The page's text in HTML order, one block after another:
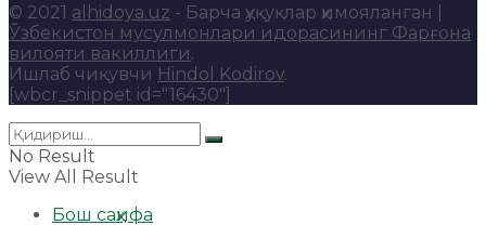
© 2021 alhidoya.uz - Барча ҳуқуқлар ҳимояланган |
Ўзбекистон мусулмонлари идорасининг Фарғона
вилояти вакиллиги.
Ишлаб чиқувчи Hindol Kodirov.
[wbcr_snippet id="16430"]
No Result
View All Result
Бош саҳифа